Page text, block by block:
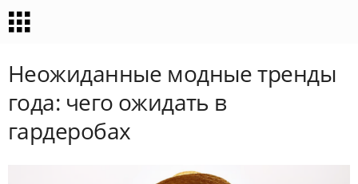
Неожиданные модные тренды
года: чего ожидать в
гардеробах